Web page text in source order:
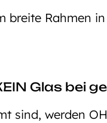
breite Rahmen
Glas bei
sind, werden